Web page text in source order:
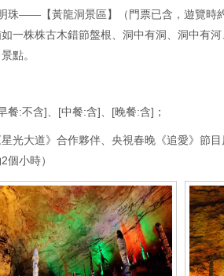
珠——【黃龍洞景區】（門票已含，遊覽時
一株株古木錯節盤根、洞中有洞、洞中有
點。
餐:不含]、[中餐:含]、[晚餐:含]；
光大道》合作夥伴、央視春晚《追愛》節
個小時）